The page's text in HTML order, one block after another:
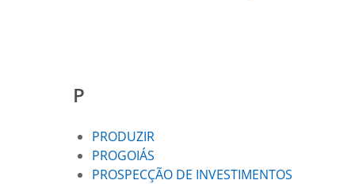
P
PRODUZIR
PROGOIÁS
PROSPECÇÃO DE INVESTIMENTOS